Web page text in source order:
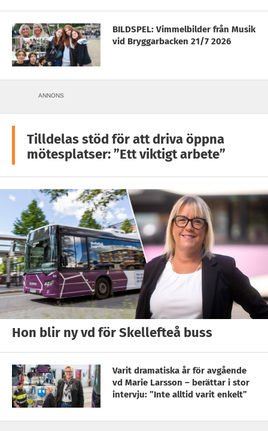
BILDSPEL: Vimmelbilder från Musik
vid Bryggarbacken 21/7 2026
ANNONS
Tilldelas stöd för att driva öppna
mötesplatser: ”Ett viktigt arbete”
Hon blir ny vd för Skellefteå buss
Varit dramatiska år för avgående
vd Marie Larsson – berättar i stor
intervju: ”Inte alltid varit enkelt”